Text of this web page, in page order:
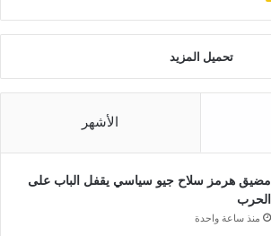
تحميل المزيد
الأشهر
مضيق هرمز سلاح جيو سياسي يقفل الباب على
الحرب
منذ ساعة واحدة